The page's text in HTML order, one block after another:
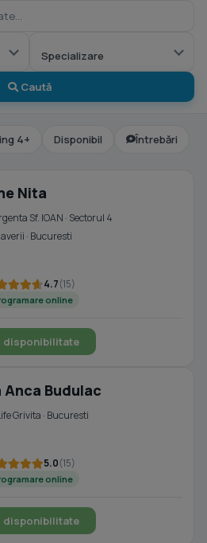
Caută
4+ Disponibil Întrebări
Nita
Sf. IOAN · Sectorul 4
· Bucuresti
4.7(15)
online
disponibilitate
Budulac
Grivita · Bucuresti
5.0(15)
online
disponibilitate